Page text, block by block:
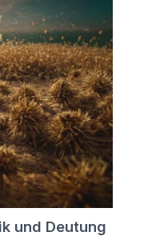
und Deutung